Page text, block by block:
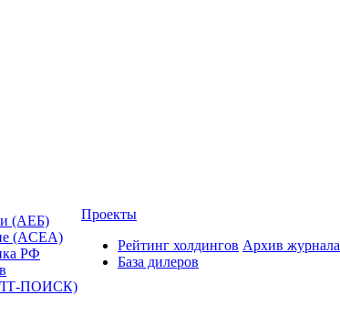
(АЕБ)
(ACEA)
РФ
ПОИСК)
Проекты
Рейтинг холдингов
База дилеров
Архив журнала